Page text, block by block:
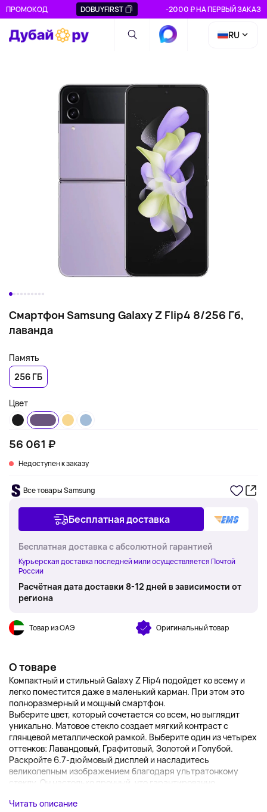
ПРОМОКОД DOBUYFIRST -2000 ₽ НА ПЕРВЫЙ ЗАКАЗ
RU
Смартфон Samsung Galaxy Z Flip4 8/256 Гб,
лаванда
Память
256 ГБ
Цвет
56 061 ₽
Недоступен к заказу
Все товары Samsung
Бесплатная доставка
Бесплатная доставка с абсолютной гарантией
Курьерская доставка последней мили осуществляется Почтой
России
Расчётная дата доставки 8-12 дней в зависимости от
региона
Товар из ОАЭ Оригинальный товар
О товаре
Компактный и стильный Galaxy Z Flip4 подойдет ко всему и
легко поместится даже в маленький карман. При этом это
полноразмерный и мощный смартфон.
Выберите цвет, который сочетается со всем, но выглядит
уникально. Матовое стекло создает мягкий контраст с
глянцевой металлической рамкой. Выберите один из четырех
оттенков: Лавандовый, Графитовый, Золотой и Голубой.
Раскройте 6.7-дюймовый дисплей и насладитесь
великолепным изображением благодаря ультратонкому
стеклу. Он настолько прочный, что гарантированно...
Читать описание